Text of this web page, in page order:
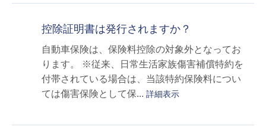
控除証明書は発行されますか？
自動車保険は、保険料控除の対象外となってお
ります。 ※従来、日常生活家族傷害補償特約を
付帯されている場合は、当該特約保険料につい
ては傷害保険として保... 詳細表示